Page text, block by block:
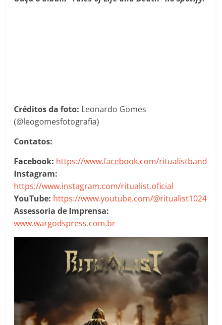
Créditos da foto: Leonardo Gomes
(@leogomesfotografia)
Contatos:
Facebook: https://www.facebook.com/ritualistband
Instagram:
https://www.instagram.com/ritualist.oficial
YouTube: https://www.youtube.com/@ritualist1024
Assessoria de Imprensa:
www.wargodspress.com.br